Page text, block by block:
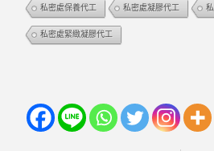
私密處保養代工 私密處凝膠代工
私密處緊緻凝膠代工